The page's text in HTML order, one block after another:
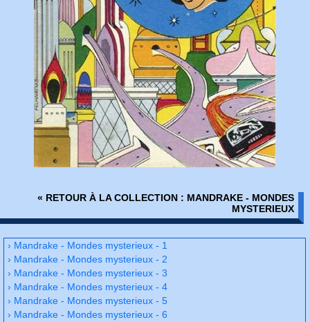
« RETOUR À LA COLLECTION : MANDRAKE - MONDES
MYSTERIEUX
› Mandrake - Mondes mysterieux - 1
› Mandrake - Mondes mysterieux - 2
› Mandrake - Mondes mysterieux - 3
› Mandrake - Mondes mysterieux - 4
› Mandrake - Mondes mysterieux - 5
› Mandrake - Mondes mysterieux - 6